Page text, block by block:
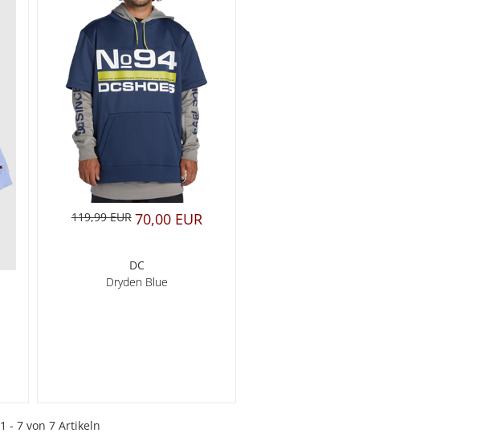
119,99 EUR 70,00 EUR
DC
Dryden Blue
1 - 7 von 7 Artikeln